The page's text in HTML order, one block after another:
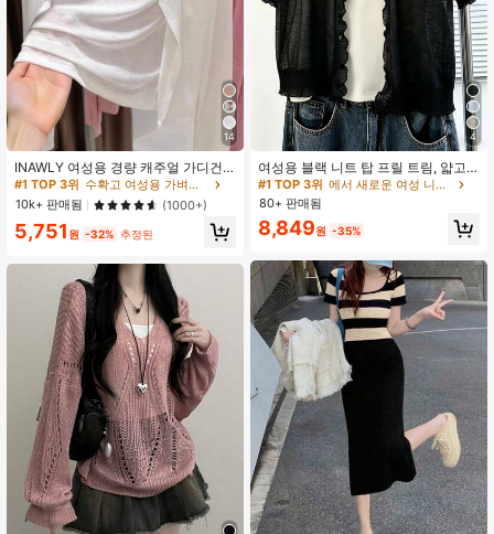
4.93 1.4M 팔로워
1.4M 팔로워
14
INAWLY 여성용 경량 캐주얼 가디건,
여름
#1 TOP 3위
3.1k+ 명 "여름옷"
#1 TOP 3위
수확고 여성용 가벼운 카디건
3.1k+ 명 "여름옷"
#1 TOP 3위
수확고 여성용 가벼운 카디건
3.1k+ 명 "여름옷"
#1 TOP 3위
3.1k+ 명 "여름옷"
10k+ 판매됨 (1000+)
5,751 원 -32% 추정된
4
여성용 블랙 니트 탑 프릴 트림, 얇고
루즈한 슬라우치 싱글 브레스트 자외
선 차단 탑, 홀로우 아웃 통기성, 야외
팔 커버리지 여름
#1 TOP 3위
에서 새로운 여성 니트 상의
80+ 판매됨
8,849원 -35%